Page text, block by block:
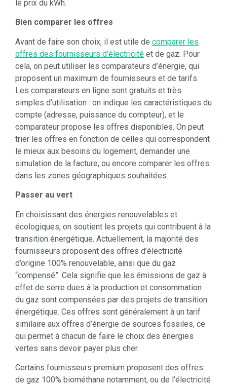
le prix du kWh.
Bien comparer les offres
Avant de faire son choix, il est utile de comparer les
offres des fournisseurs d’électricité et de gaz. Pour
cela, on peut utiliser les comparateurs d’énergie, qui
proposent un maximum de fournisseurs et de tarifs.
Les comparateurs en ligne sont gratuits et très
simples d’utilisation : on indique les caractéristiques du
compte (adresse, puissance du compteur), et le
comparateur propose les offres disponibles. On peut
trier les offres en fonction de celles qui correspondent
le mieux aux besoins du logement, demander une
simulation de la facture, ou encore comparer les offres
dans les zones géographiques souhaitées.
Passer au vert
En choisissant des énergies renouvelables et
écologiques, on soutient les projets qui contribuent à la
transition énergétique. Actuellement, la majorité des
fournisseurs proposent des offres d’électricité
d’origine 100% renouvelable, ainsi que du gaz
“compensé”. Cela signifie que les émissions de gaz à
effet de serre dues à la production et consommation
du gaz sont compensées par des projets de transition
énergétique. Ces offres sont généralement à un tarif
similaire aux offres d’énergie de sources fossiles, ce
qui permet à chacun de faire le choix des énergies
vertes sans devoir payer plus cher.
Certains fournisseurs premium proposent des offres
de gaz 100% biométhane notamment, ou de l’électricité